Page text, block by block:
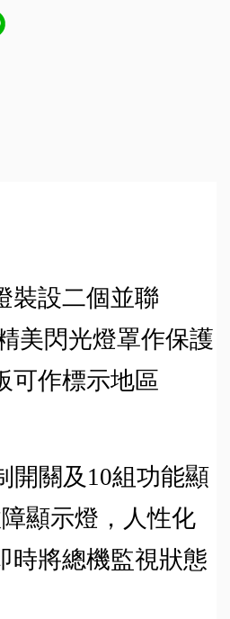
裝設二個並聯
美閃光燈罩作保護
可作標示地區
開關及10組功能顯
顯示燈，人性化
時將總機監視狀態